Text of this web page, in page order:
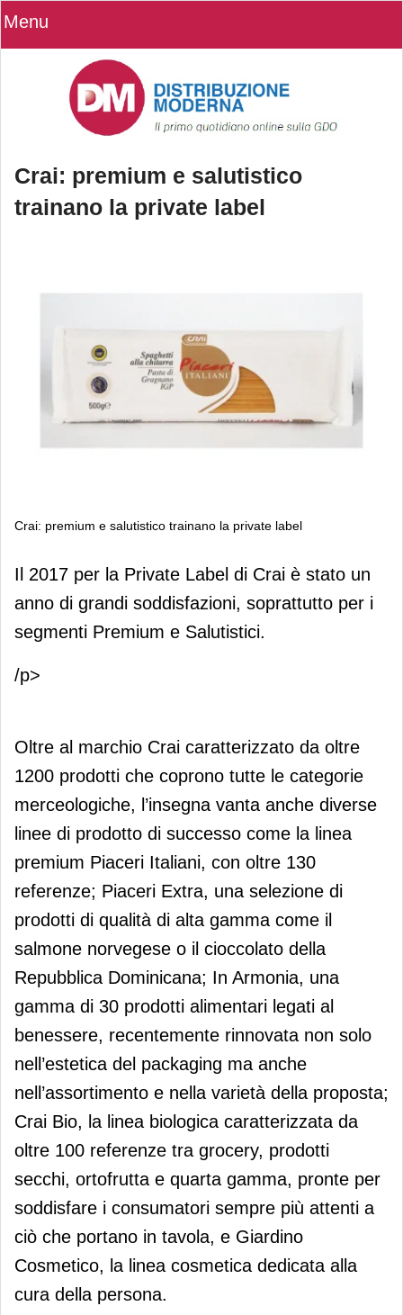
Menu
Crai: premium e salutistico
trainano la private label
Crai: premium e salutistico trainano la private label
Crai: premium e salutistico trainano la
private label
Il 2017 per la Private Label di Crai è stato un
anno di grandi soddisfazioni, soprattutto per i
segmenti Premium e Salutistici.
/p>
Oltre al marchio Crai caratterizzato da oltre
1200 prodotti che coprono tutte le categorie
merceologiche, l’insegna vanta anche diverse
linee di prodotto di successo come la linea
premium Piaceri Italiani, con oltre 130
referenze; Piaceri Extra, una selezione di
prodotti di qualità di alta gamma come il
salmone norvegese o il cioccolato della
Repubblica Dominicana; In Armonia, una
gamma di 30 prodotti alimentari legati al
benessere, recentemente rinnovata non solo
nell’estetica del packaging ma anche
nell’assortimento e nella varietà della proposta;
Crai Bio, la linea biologica caratterizzata da
oltre 100 referenze tra grocery, prodotti
secchi, ortofrutta e quarta gamma, pronte per
soddisfare i consumatori sempre più attenti a
ciò che portano in tavola, e Giardino
Cosmetico, la linea cosmetica dedicata alla
cura della persona.